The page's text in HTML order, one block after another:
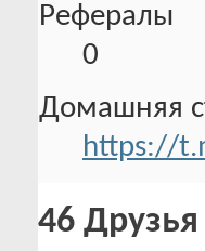
Рефералы
0
Домашняя
https://
46 Друзья